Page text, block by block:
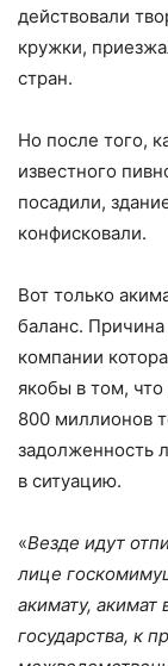
действовали
кружки,
стран.
Но после того,
известного
посадили,
конфисковали.
Вот только
баланс.
компании
якобы в том,
800 миллионов
задолженность
в ситуацию.
«Везде идут
лице
акимату, акимат
государства, к